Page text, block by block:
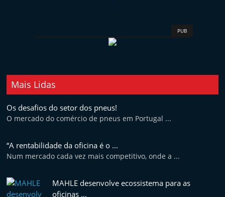
k
e
t
A
t
o
PUB
Mais Lidas
Os desafios do setor dos pneus!
O mercado do comércio de pneus em Portugal ...
“A rentabilidade da oficina é o ...
Num mercado cada vez mais competitivo, onde a ...
MAHLE desenvolve ecossistema para as
oficinas ...